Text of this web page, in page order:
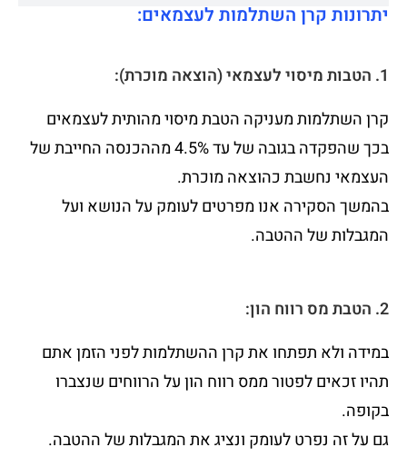
יתרונות קרן השתלמות לעצמאים:
1. הטבות מיסוי לעצמאי (הוצאה מוכרת):
קרן השתלמות מעניקה הטבת מיסוי מהותית לעצמאים
בכך שהפקדה בגובה של עד 4.5% מההכנסה החייבת של
העצמאי נחשבת כהוצאה מוכרת.
בהמשך הסקירה אנו מפרטים לעומק על הנושא ועל
המגבלות של ההטבה.
2. הטבת מס רווח הון:
במידה ולא תפתחו את קרן ההשתלמות לפני הזמן אתם
תהיו זכאים לפטור ממס רווח הון על הרווחים שנצברו
בקופה.
גם על זה נפרט לעומק ונציג את המגבלות של ההטבה.